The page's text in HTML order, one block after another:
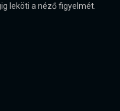
leköti a néző figyelmét.